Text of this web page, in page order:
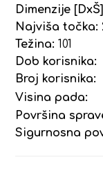
Dimenzije
Najviša točka:
Težina: 101
Dob korisnika:
Broj korisnika:
Visina pada:
Površina
Sigurnosna